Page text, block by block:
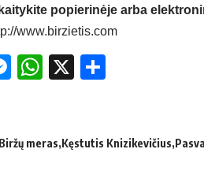
popierinėje arba
www.birzietis.com
Messenger
WhatsApp
X
Biržų meras Kęstutis Knizikevičius